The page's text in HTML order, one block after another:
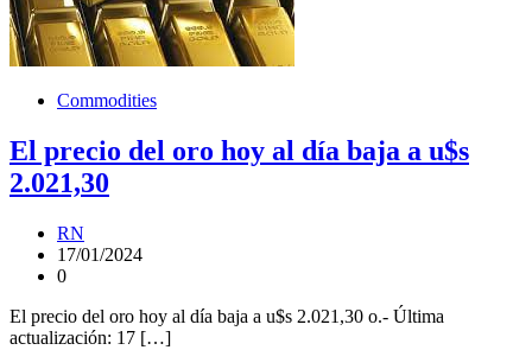
Commodities
El precio del oro hoy al día baja a u$s
2.021,30
RN
17/01/2024
0
El precio del oro hoy al día baja a u$s 2.021,30 o.- Última
actualización: 17 […]